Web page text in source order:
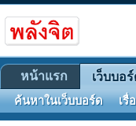
หน้าแรก เว็บบอ
ค้นหาในเว็บบอร์ด เรื่